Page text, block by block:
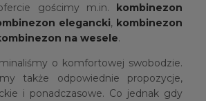
gościmy m.in. kombinezon
elegancki, kombinezon
na wesele.
o komfortowej swobodzie.
także odpowiednie propozycje,
i ponadczasowe. Co jednak gdy